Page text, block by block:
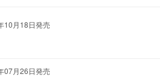
10月18日発売
07月26日発売